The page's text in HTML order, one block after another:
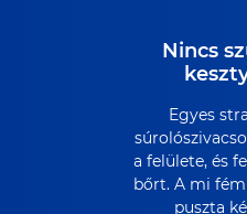
Nincs
Egyes
a felülete, és
bőrt. A mi
puszta